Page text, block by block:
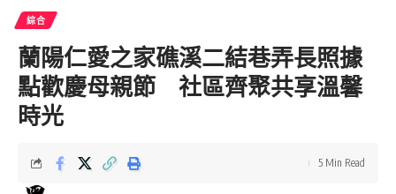
綜合
蘭陽仁愛之家礁溪二結巷弄長照據
點歡慶母親節 社區齊聚共享溫馨
時光
5 Min Read